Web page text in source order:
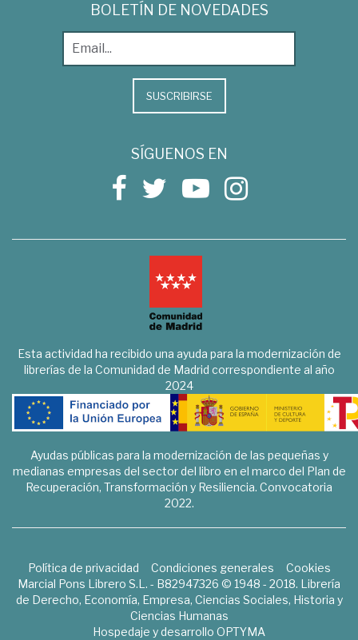
BOLETÍN DE NOVEDADES
SUSCRIBIRSE
SÍGUENOS EN
Esta actividad ha recibido una ayuda para la modernización de
librerías de la Comunidad de Madrid correspondiente al año
2024
Ayudas públicas para la modernización de las pequeñas y
medianas empresas del sector del libro en el marco del Plan de
Recuperación, Transformación y Resiliencia. Convocatoria
2022.
Política de privacidad Condiciones generales
Cookies
Marcial Pons Librero S.L. - B82947326 © 1948 - 2018. Librería
de Derecho, Economía, Empresa, Ciencias Sociales, Historia y
Ciencias Humanas
Hospedaje y desarrollo OPTYMA